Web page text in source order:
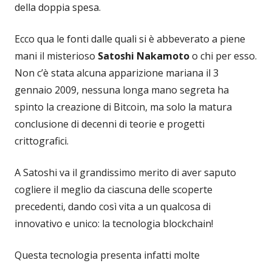
della doppia spesa.
Ecco qua le fonti dalle quali si è abbeverato a piene
mani il misterioso Satoshi Nakamotoo chi per esso.
Non c’è stata alcuna apparizione mariana il 3
gennaio 2009, nessuna longa mano segreta ha
spinto la creazione di Bitcoin, ma solo la matura
conclusione di decenni di teorie e progetti
crittografici.
A Satoshi va il grandissimo merito di aver saputo
cogliere il meglio da ciascuna delle scoperte
precedenti, dando così vita a un qualcosa di
innovativo e unico: la tecnologia blockchain!
Questa tecnologia presenta infatti molte